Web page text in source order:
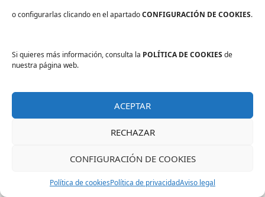
o configurarlas clicando en el apartadoCONFIGURACIÓN DE COOKIES.
Si quieres más información, consulta la POLÍTICA DE COOKIES de
nuestra página web.
ACEPTAR
RECHAZAR
CONFIGURACIÓN DE COOKIES
Política de cookiesPolítica de privacidadAviso legal
Para que esta gestión sea segura, además de
adecuado para ello.
contenedores que permiten diferenciar las
múltiples clases de residuos, contribuyen reducir
considerablemente el riesgo de contaminación
A continuación, destacamos cuáles son las
los entornos profesionales y en qué contexto es